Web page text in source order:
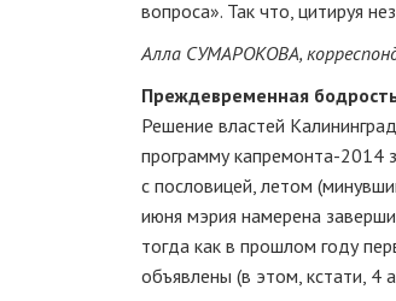
вопроса». Так что, цитируя
Алла СУМАРОКОВА,
Преждевременная
Решение властей
программукапремонта-2014
с пословицей, летом
июня мэрия намерена
тогда как в прошлом году
объявлены (в этом, кстати, 4